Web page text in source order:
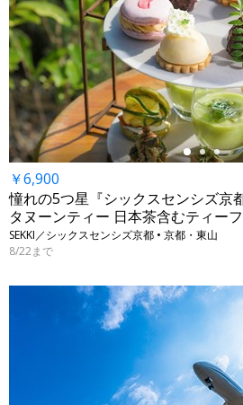
←
￥6,900
憧れの5つ星『シックスセンシズ京
タヌーンティー 日本茶含むティー
SEKKI／シックスセンシズ京都 • 京都・東山
8/22まで